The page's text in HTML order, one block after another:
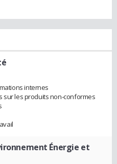
internes
sur les produits non-conformes
Énergie et